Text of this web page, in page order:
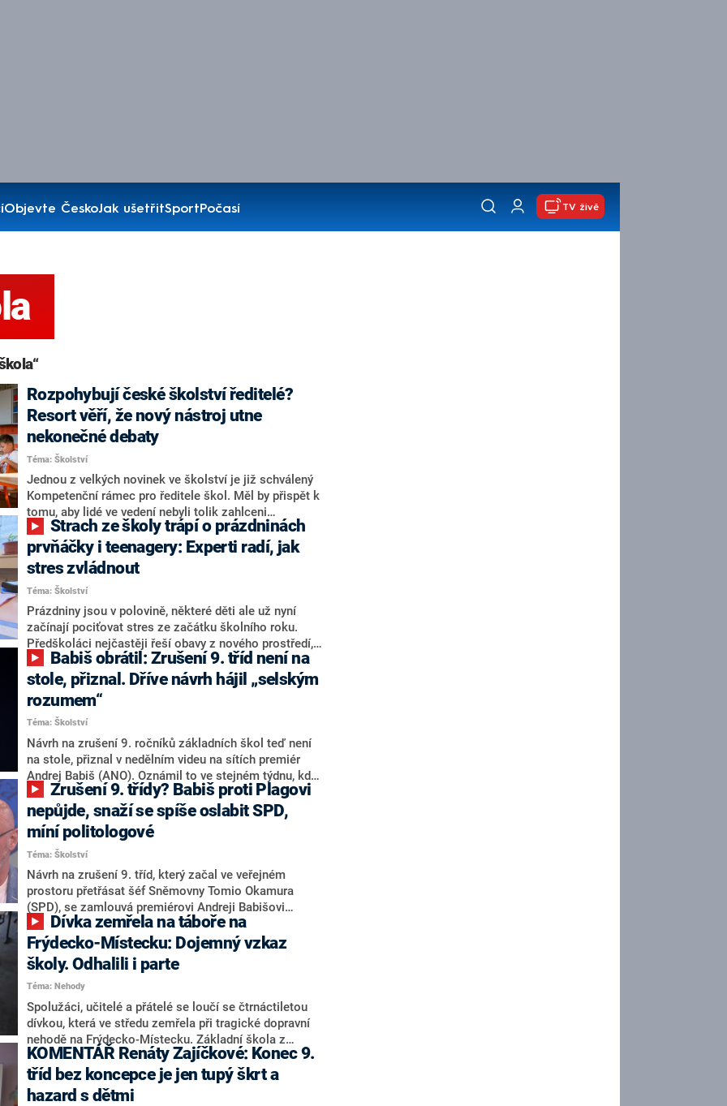
Objevte ČeskoJak ušetřitSportPočasí TV živě
Rozpohybují české školství ředitelé?
Resort věří, že nový nástroj utne
nekonečné debaty
Téma: Školství
Jednou z velkých novinek ve školství je již schválený
Kompetenční rámec pro ředitele škol. Měl by přispět k
tomu, aby lidé ve vedení nebyli tolik zahlceni
administrativou, ale spíše mohli vést školu k rozvoji, a
to v roli pedagogického lídra. „Ředitelé se často
rozhodují intuitivně, musíme je naučit pracovat s daty,“
vysvětluje záměr projektu Markéta Bajerová z
organizace Učitel naživo. Jakýsi jízdní řád pro vedoucí
pracovníky by měl podle Matouše Bořkovce z
ministerstva školství (MŠMT) utnout nekonečné
debaty o tom, co by měli ředitelé jako manažeři
daného vzdělávacího zařízení zvládat.
prvňáčky i teenagery: Experti radí, jak
stres zvládnout
Téma: Školství
Prázdniny jsou v polovině, některé děti ale už nyní
začínají pociťovat stres ze začátku školního roku.
Předškoláci nejčastěji řeší obavy z nového prostředí,
starší žáci pak své postavení mezi spolužáky ve třídě.
Podle psychologů, které oslovila redakce CNN Prima
NEWS, pomůže podpora rodičů a naprosto otevřená
komunikace.
stole, přiznal. Dříve návrh hájil „selským
rozumem“
Téma: Školství
Návrh na zrušení 9. ročníků základních škol teď není
na stole, přiznal v nedělním videu na sítích premiér
Andrej Babiš (ANO). Oznámil to ve stejném týdnu, kdy
si po jednání vlády diskutovanou úpravu pochvaloval
slovy o úsporách pro státní kasu a o „selském
rozumu“. Babiš také vysvětlil, odkud měl nápad vzejít.
Kvůli návrhu se v rámci koalice názorově střetli
zejména šéf Sněmovny Tomio Okamura (SPD) a
ministr školství Robert Plaga (za ANO). Premiér mimo
jiné nastínil i další úkoly, na nichž Plagův resort
pracuje.
nepůjde, snaží se spíše oslabit SPD,
míní politologové
Téma: Školství
Návrh na zrušení 9. tříd, který začal ve veřejném
prostoru přetřásat šéf Sněmovny Tomio Okamura
(SPD), se zamlouvá premiérovi Andreji Babišovi
(ANO). Ministr školství Robert Plaga (za ANO) je
ovšem proti. Podle politologa Davida Jágra se
premiér tímto postojem spíše snaží omezit
manévrovací prostor hnutí SPD, které se chce na
podobných tématech profilovat. O přetahování voličů
hovoří také další politolog Lukáš Jelínek, podle
kterého by prosazení návrhu mohlo vést k odchodu
Plagy z vlády. Jak na diskusi nahlížejí odborníci spjatí
se vzděláváním?
Frýdecko-Místecku: Dojemný vzkaz
školy. Odhalili i parte
Téma: Nehody
Spolužáci, učitelé a přátelé se loučí se čtrnáctiletou
dívkou, která ve středu zemřela při tragické dopravní
nehodě na Frýdecko-Místecku. Základní škola z
Rožnova pod Radhoštěm zveřejnila parte a dojemný
vzkaz, ve kterém vzpomíná na svou žačku a vyjadřuje
rodině hlubokou soustrast.
KOMENTÁŘ Renáty Zajíčkové: Konec 9.
tříd bez koncepce je jen tupý škrt a
hazard s dětmi